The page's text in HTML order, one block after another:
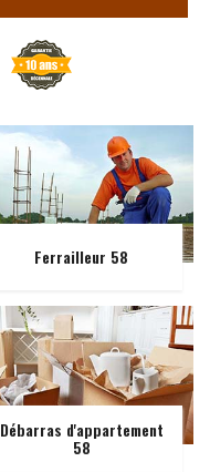
Ferrailleur 58
Débarras d'appartement
58